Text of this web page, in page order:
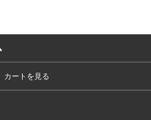
カートを見る